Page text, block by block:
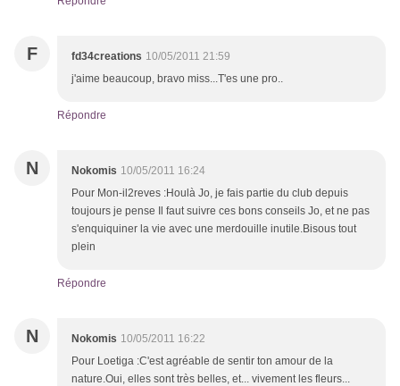
F fd34creations 10/05/2011 21:59
j'aime beaucoup, bravo miss...T'es une pro..
Répondre
N Nokomis 10/05/2011 16:24
Pour Mon-il2reves :Houlà Jo, je fais partie du club depuis
toujours je pense Il faut suivre ces bons conseils Jo, et ne pas
s'enquiquiner la vie avec une merdouille inutile.Bisous tout
plein
Répondre
N Nokomis 10/05/2011 16:22
Pour Loetiga :C'est agréable de sentir ton amour de la
nature.Oui, elles sont très belles, et... vivement les fleurs...